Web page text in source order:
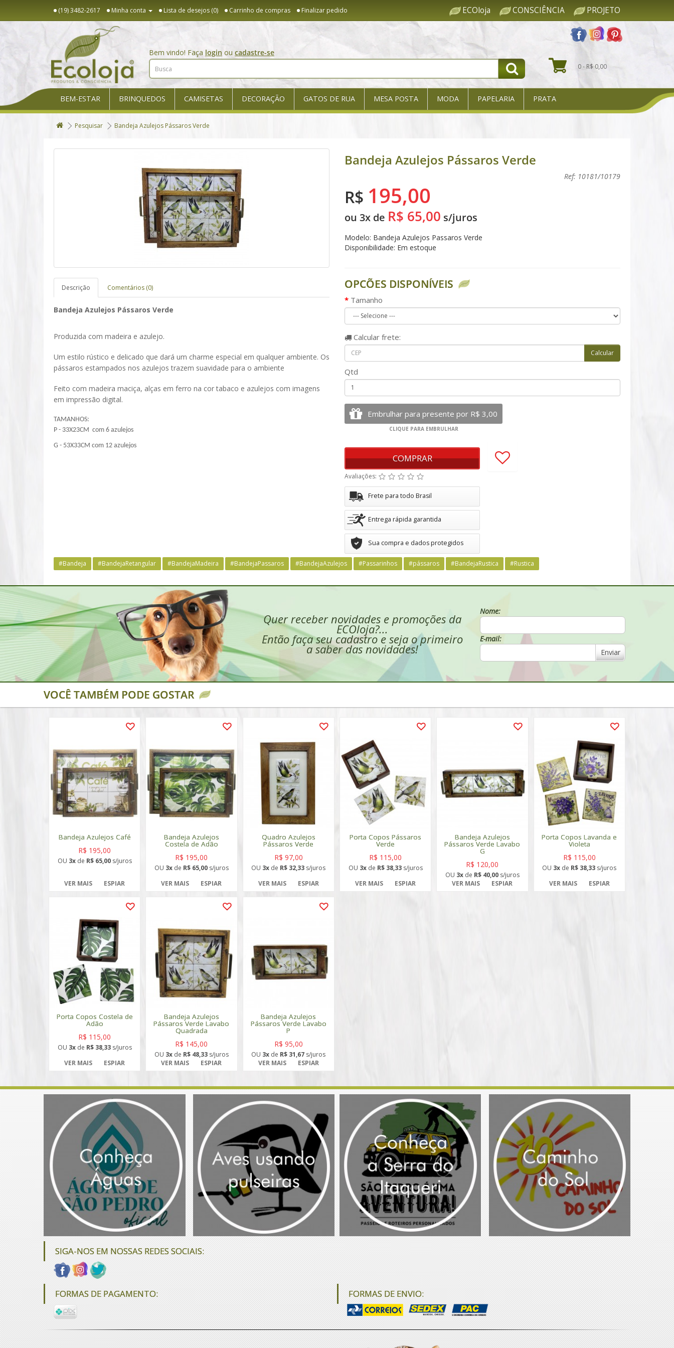
(19) 3482-2617 Minha conta Lista de desejos (0) Carrinho de compras Finalizar pedido ECOloja CONSCIÊNCIA PROJETO
Bem vindo! Faça login ou cadastre-se
0 - R$ 0,00
BEM-ESTAR BRINQUEDOS CAMISETAS DECORAÇÃO GATOS DE RUA MESA POSTA MODA PAPELARIA PRATA
Pesquisar Bandeja Azulejos Pássaros Verde
Descrição Comentários (0)
Bandeja Azulejos Pássaros Verde
Produzida com madeira e azulejo.
Um estilo rústico e delicado que dará um charme especial em qualquer ambiente. Os
pássaros estampados nos azulejos trazem suavidade para o ambiente
Feito com madeira maciça, alças em ferro na cor tabaco e azulejos com imagens
em impressão digital.
TAMANHOS:
P - 33X23CM com 6 azulejos
G - 53X33CM com 12 azulejos
Bandeja Azulejos Pássaros Verde
Ref: 10181/10179
R$ 195,00
ou 3x de R$ 65,00 s/juros
Modelo: Bandeja Azulejos Passaros Verde
Disponibilidade: Em estoque
OPCÕES DISPONÍVEIS
Tamanho
Calcular frete:
Qtd
COMPRAR
Avaliações:
Frete para todo Brasil
Entrega rápida garantida
Sua compra e dados protegidos
#Bandeja #BandejaRetangular #BandejaMadeira #BandejaPassaros #BandejaAzulejos #Passarinhos #pássaros #BandejaRustica #Rustica
Quer receber novidades e promoções da
ECOloja?...
Então faça seu cadastro e seja o primeiro
a saber das novidades!
Nome:
E-mail:
Enviar
VOCÊ TAMBÉM PODE GOSTAR
Bandeja Azulejos Café
R$ 195,00
OU 3xde R$ 65,00s/juros
VER MAIS ESPIAR
Bandeja Azulejos
Costela de Adão
R$ 195,00
OU 3xde R$ 65,00s/juros
VER MAIS
ESPIAR
Quadro Azulejos
Pássaros Verde
R$ 97,00
OU 3x de R$ 32,33 s/juros
VER MAIS
ESPIAR
Porta Copos Pássaros
Verde
R$ 115,00
OU 3xde R$ 38,33s/juros
VER MAIS
ESPIAR
Bandeja Azulejos
Pássaros Verde Lavabo
G
R$ 120,00
OU 3xde R$ 40,00s/juros
VER MAIS
ESPIAR
Porta Copos Lavanda e
Violeta
R$ 115,00
OU 3x de R$ 38,33 s/juros
VER MAIS
ESPIAR
Porta Copos Costela de
Adão
R$ 115,00
OU 3xde R$ 38,33s/juros
VER MAIS
ESPIAR
Bandeja Azulejos
Pássaros Verde Lavabo
Quadrada
R$ 145,00
OU 3xde R$ 48,33s/juros
VER MAIS
ESPIAR
Bandeja Azulejos
Pássaros Verde Lavabo
P
R$ 95,00
OU 3x de R$ 31,67 s/juros
VER MAIS
ESPIAR
SIGA-NOS EM NOSSAS REDES SOCIAIS:
FORMAS DE PAGAMENTO: FORMAS DE ENVIO: